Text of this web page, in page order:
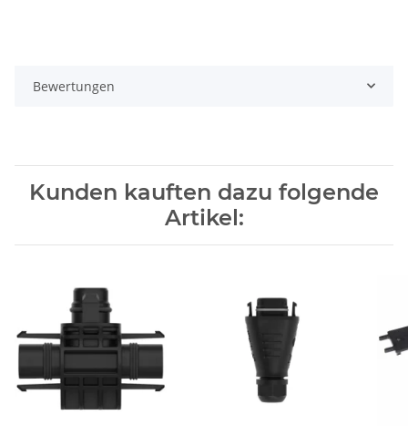
Bewertungen
Kunden kauften dazu folgende
Artikel: